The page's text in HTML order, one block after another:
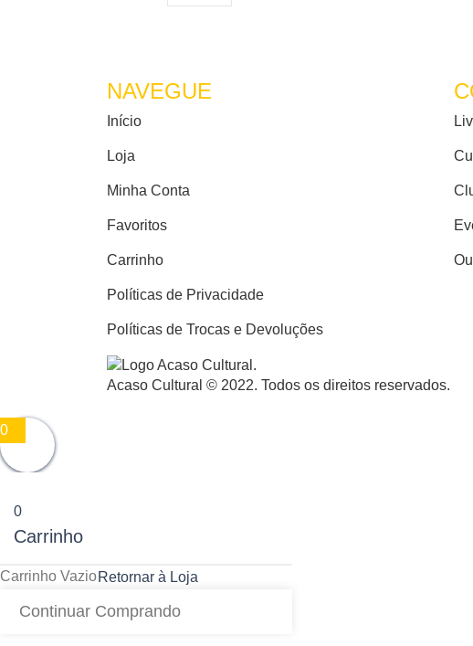
NAVEGUE
Início
Loja
Minha Conta
Favoritos
Carrinho
Políticas de Privacidade
Políticas de Trocas e Devoluções
Acaso Cultural © 2022. Todos os direitos reservados.
0
0
Carrinho
Carrinho VazioRetornar à Loja
Continuar Comprando